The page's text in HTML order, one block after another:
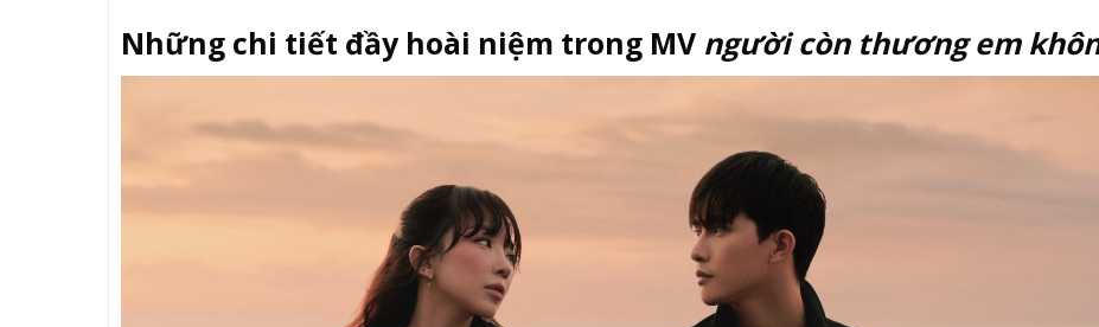
Những chi tiết đầy hoài niệm trong MV người còn thương em